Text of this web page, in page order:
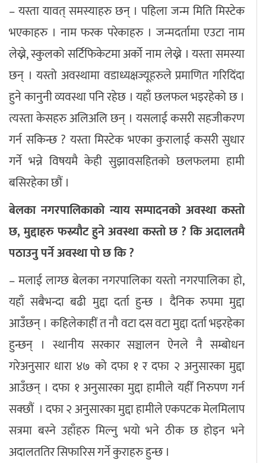
– यस्ता यावत् समस्याहरु छन् । पहिला जन्म मिति मिस्टेक
भएकाहरु । नाम फरक परेकाहरु । जन्मदर्तामा एउटा नाम
लेख्ने, स्कुलको सर्टिफिकेटमा अर्को नाम लेख्ने । यस्ता समस्या
छन् । यस्तो अवस्थामा वडाध्यक्षज्यूहरुले प्रमाणित गरिदिंदा
हुने कानुनी व्यवस्था पनि रहेछ । यहाँ छलफल भइरहेको छ ।
त्यस्ता केसहरु अलिअलि छन् । यसलाई कसरी सहजीकरण
गर्न सकिन्छ ? यस्ता मिस्टेक भएका कुरालाई कसरी सुधार
गर्ने भन्ने विषयमै केही सुझावसहितको छलफलमा हामी
बसिरहेका छौं ।
बेलका नगरपालिकाको न्याय सम्पादनको अवस्था कस्तो
छ, मुद्दाहरु फस्र्यौट हुने अवस्था कस्तो छ ? कि अदालतमै
पठाउनु पर्ने अवस्था पो छ कि ?
– मलाई लाग्छ बेलका नगरपालिका यस्तो नगरपालिका हो,
यहाँ सबैभन्दा बढी मुद्दा दर्ता हुन्छ । दैनिक रुपमा मुद्दा
आउँछन् । कहिलेकाहीं त नौ वटा दस वटा मुद्दा दर्ता भइरहेका
हुन्छन् । स्थानीय सरकार सञ्चालन ऐनले नै सम्बोधन
गरेअनुसार धारा ४७ को दफा १ र दफा २ अनुसारका मुद्दा
आउँछन् । दफा १ अनुसारका मुद्दा हामीले यहीँ निरुपण गर्न
सक्छौं । दफा २ अनुसारका मुद्दा हामीले एकपटक मेलमिलाप
सत्रमा बस्ने उहाँहरु मिल्नु भयो भने ठीक छ होइन भने
अदालततिर सिफारिस गर्ने कुराहरु हुन्छ ।